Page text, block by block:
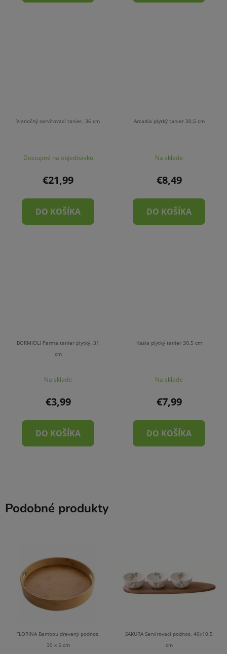
Vianočný servírovací tanier, 36 cm
Dostupné na objednávku
€21,99
DO KOŠÍKA
Arcadia plytký tanier 30,5 cm
Na sklade
€8,49
DO KOŠÍKA
BORMIOLI Parma tanier plytký, 31
cm
Na sklade
€3,99
DO KOŠÍKA
Kasia plytký tanier 30,5 cm
Na sklade
€7,99
DO KOŠÍKA
Podobné produkty
FLORINA Bambou drevený podnos,
30 x 5 cm
SAKURA Servírovací podnos, 40x10,5
cm